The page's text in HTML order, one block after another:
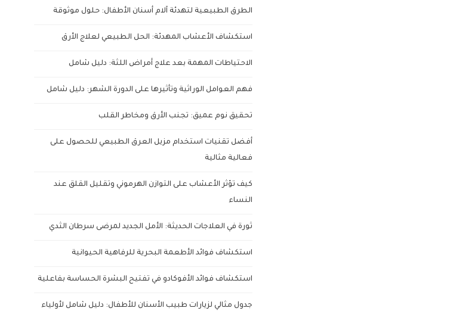
الطرق الطبيعية لتهدئة آلام أسنان الأطفال: حلول موثوقة
استكشاف الأعشاب المهدئة: الحل الطبيعي لعلاج الأرق
الاحتياطات المهمة بعد علاج أمراض اللثة: دليل شامل
فهم العوامل الوراثية وتأثيرها على الدورة الشهر: دليل شامل
تحقيق نوم عميق: تجنب الأرق ومخاطر القلب
أفضل تقنيات استخدام مزيل العرق الطبيعي للحصول على
فعالية مثالية
كيف تؤثر الأعشاب على التوازن الهرموني وتقليل القلق عند
النساء
ثورة في العلاجات الحديثة: الأمل الجديد لمرضى سرطان الثدي
استكشاف فوائد الأطعمة البحرية للرفاهية الحيوانية
استكشاف فوائد الأفوكادو في تفتيح البشرة الحساسة بفاعلية
جدول مثالي لزيارات طبيب الأسنان للأطفال: دليل شامل لأولياء